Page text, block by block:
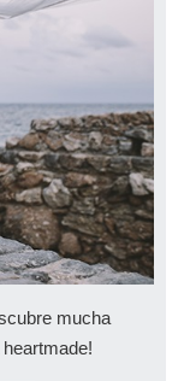
mucha